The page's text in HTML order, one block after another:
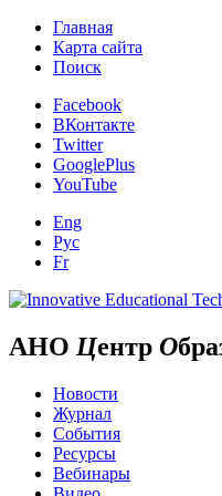
Главная
Карта сайта
Поиск
Facebook
ВКонтакте
Twitter
GooglePlus
YouTube
Eng
Рус
Fr
АНО Центр О
Новости
Журнал
События
Ресурсы
Вебинары